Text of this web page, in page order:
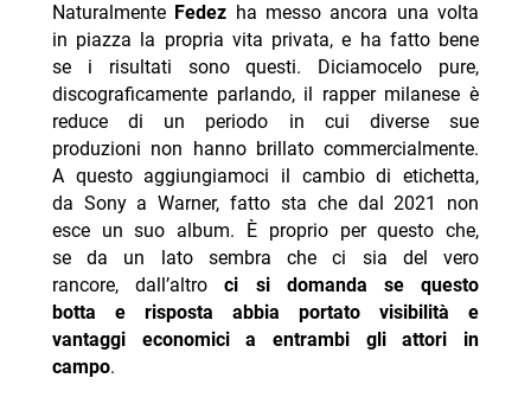
Naturalmente Fedez ha messo ancora una volta
in piazza la propria vita privata, e ha fatto bene
se i risultati sono questi. Diciamocelo pure,
discograficamente parlando, il rapper milanese è
reduce di un periodo in cui diverse sue
produzioni non hanno brillato commercialmente.
A questo aggiungiamoci il cambio di etichetta,
da Sony a Warner, fatto sta che dal 2021 non
esce un suo album. È proprio per questo che,
se da un lato sembra che ci sia del vero
rancore, dall’altro ci si domanda se questo
botta e risposta abbia portato visibilità e
vantaggi economici a entrambi gli attori in
campo.